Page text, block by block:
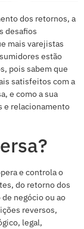
dos retornos, a
desafios
mais varejistas
estão
pois sabem que
satisfeitos com a
e como a sua
e relacionamento
e controla o
do retorno dos
negócio ou ao
reversos,
legal,